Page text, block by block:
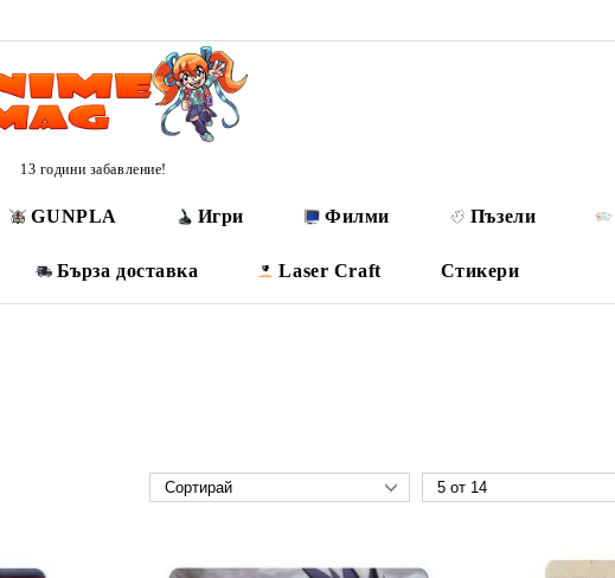
13 години забавление!
GUNPLA Игри Филми Пъзели
Бърза доставка Laser Craft Стикери